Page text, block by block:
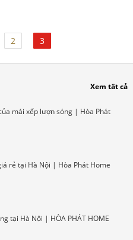
2 3
Xem tất cả
mái xếp lượn sóng | Hòa Phát
rẻ tại Hà Nội | Hòa Phát Home
tại Hà Nội | HÒA PHÁT HOME